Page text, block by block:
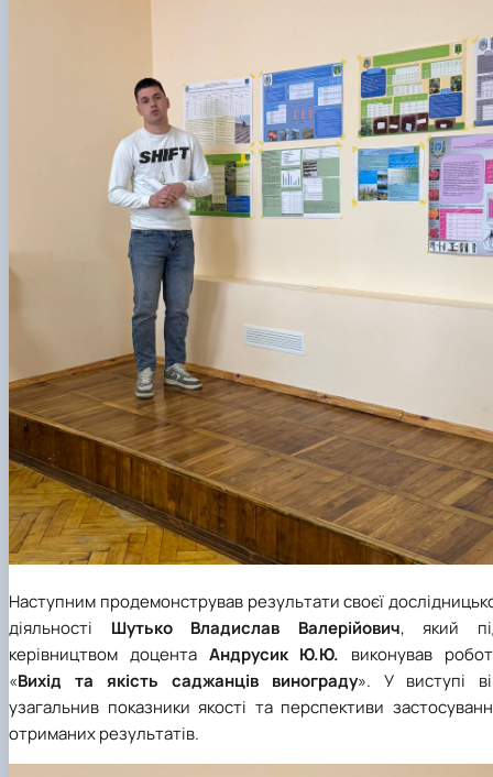
Наступним продемонстрував результати своєї
діяльності Шутько Владислав Валерійович, який
керівництвом доцента Андрусик Ю.Ю. виконував
«Вихід та якість саджанців винограду». У виступі
узагальнив показники якості та перспективи
отриманих результатів.